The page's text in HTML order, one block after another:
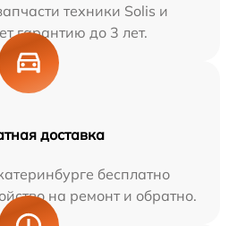
техники Solis и
гарантию до 3 лет.
доставка
бесплатно
на ремонт и обратно.